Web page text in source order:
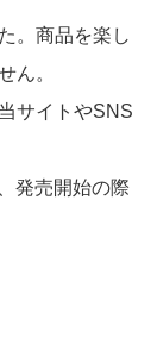
。商品を楽し
ん。
サイトやSNS
発売開始の際